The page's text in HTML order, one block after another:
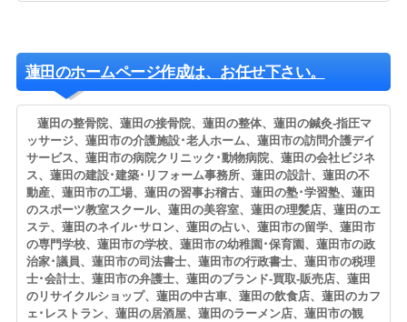
蓮田のホームページ作成は、お任せ下さい。
蓮田の整骨院、蓮田の接骨院、蓮田の整体、蓮田の鍼灸-指圧マ
ッサージ、蓮田市の介護施設･老人ホーム、蓮田市の訪問介護デイ
サービス、蓮田市の病院クリニック･動物病院、蓮田の会社ビジネ
ス、蓮田の建設･建築･リフォーム事務所、蓮田の設計、蓮田の不
動産、蓮田市の工場、蓮田の習事お稽古、蓮田の塾･学習塾、蓮田
のスポーツ教室スクール、蓮田の美容室、蓮田の理髪店、蓮田のエ
ステ、蓮田のネイル･サロン、蓮田の占い、蓮田市の留学、蓮田市
の専門学校、蓮田市の学校、蓮田市の幼稚園･保育園、蓮田市の政
治家･議員、蓮田市の司法書士、蓮田市の行政書士、蓮田市の税理
士･会計士、蓮田市の弁護士、蓮田のブランド-買取-販売店、蓮田
のリサイクルショップ、蓮田の中古車、蓮田の飲食店、蓮田のカフ
ェ･レストラン、蓮田の居酒屋、蓮田のラーメン店、蓮田市の観